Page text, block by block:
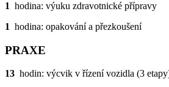
1 hodina: výuku zdravotnické přípravy
1 hodina: opakování a přezkoušení
PRAXE
13 hodin: výcvik v řízení vozidla (3